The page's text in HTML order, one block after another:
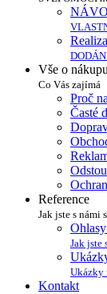
Vše o nákupu
Co Vás zajímá
Proč
Časté
Reference
Jak jste s námi
Jak jste
Ukázky
Kontakt